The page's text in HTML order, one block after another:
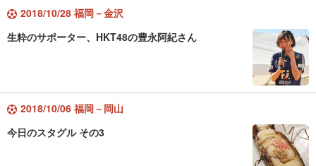
2018/10/28 福岡－金沢
生粋のサポーター、HKT48の豊永阿紀さん
2018/10/06 福岡－岡山
今日のスタグル その3